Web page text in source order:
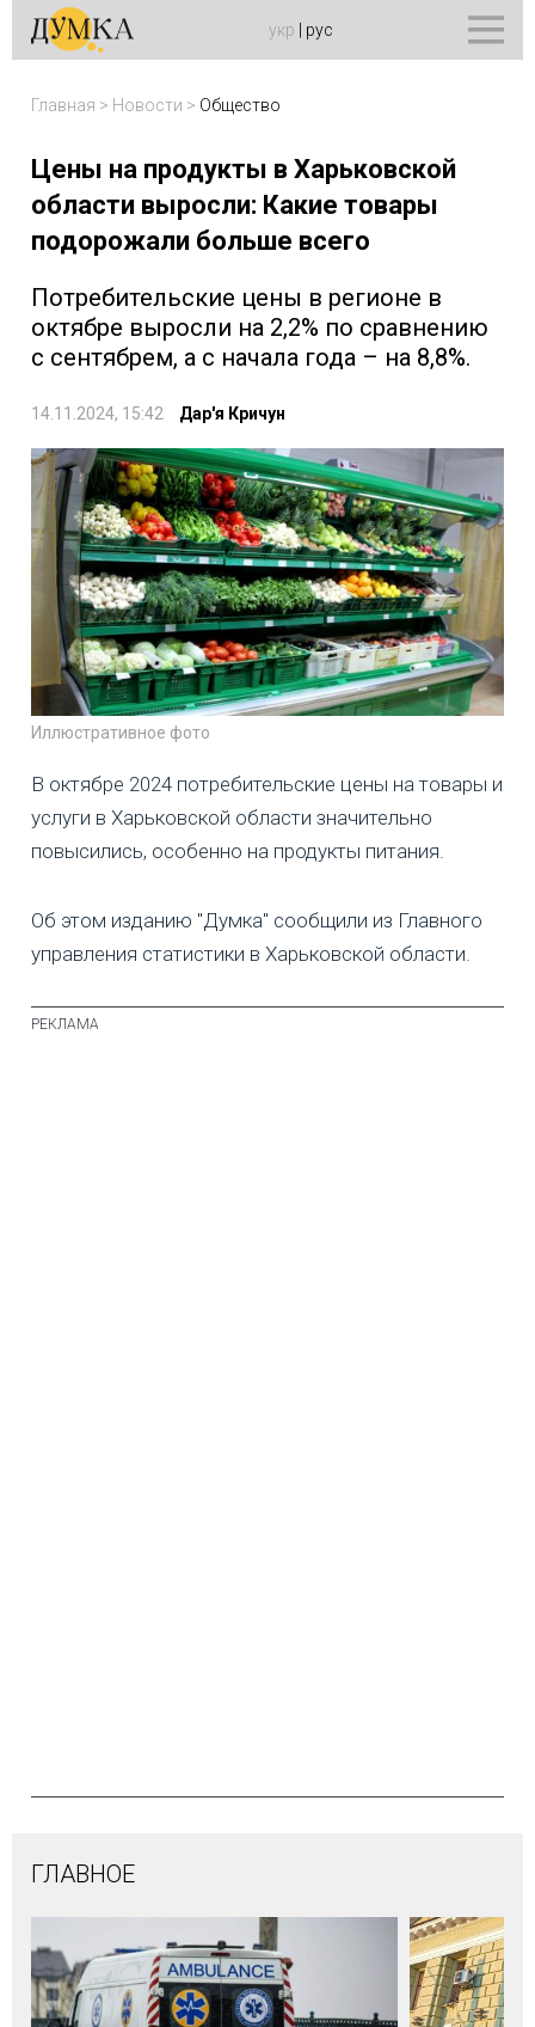
укр рус
Главная > Новости > Общество
Цены на продукты в Харьковской
области выросли: Какие товары
подорожали больше всего
Потребительские цены в регионе в
октябре выросли на 2,2% по сравнению
с сентябрем, а с начала года – на 8,8%.
14.11.2024, 15:42 Дар'я Кричун
Иллюстративное фото
В октябре 2024 потребительские цены на товары и
услуги в Харьковской области значительно
повысились, особенно на продукты питания.
Об этом изданию "Думка" сообщили из Главного
управления статистики в Харьковской области.
ГЛАВНОЕ